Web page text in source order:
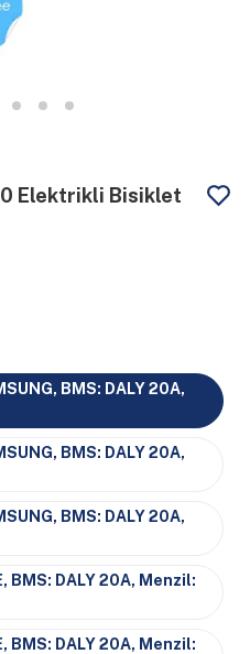
Elektrikli Bisiklet
BMS: DALY 20A,
BMS: DALY 20A,
BMS: DALY 20A,
BMS: DALY 20A, Menzil:
BMS: DALY 20A, Menzil: